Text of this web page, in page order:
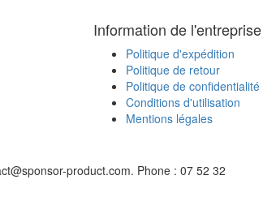
Information de l'entreprise
Politique d'expédition
Politique de retour
Politique de confidentialité
Conditions d'utilisation
Mentions légales
product.com. Phone : 07 52 32